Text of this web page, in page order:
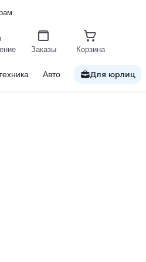
Заказы Корзина
Авто Для юрлиц